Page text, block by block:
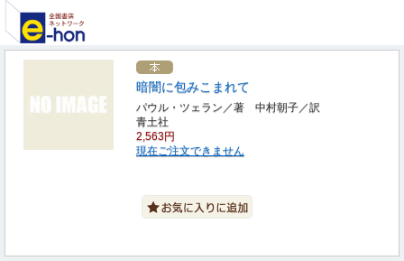
暗闇に包みこまれて
パウル・ツェラン／著 中村朝子／訳
青土社
2,563円
現在ご注文できません